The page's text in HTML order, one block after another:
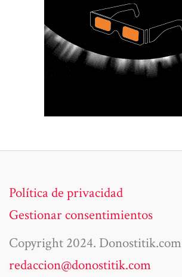
Política de privacidad
Gestionar consentimientos
Copyright 2024. Donostitik.com
redaccion@donostitik.com